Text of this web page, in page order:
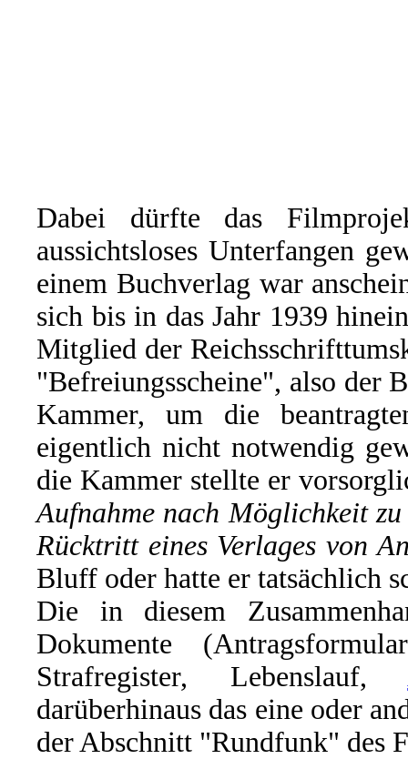
Dabei dürfte das
aussichtsloses Unterfangen
einem Buchverlag war
sich bis in das Jahr 1939
Mitglied der
"Befreiungsscheine", also der
Kammer, um die
eigentlich nicht notwendig
die Kammer stellte er
Aufnahme nach Möglichkeit
Rücktritt eines Verlages von
Bluff oder hatte er tatsächlich
Die in diesem
Dokumente
Strafregister, Lebenslauf,
darüberhinaus das eine oder
der Abschnitt "Rundfunk" des